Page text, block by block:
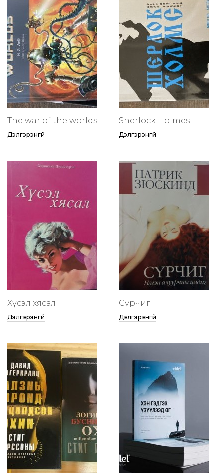
The war of the worlds
Дэлгэрэнгүй
Sherlock Holmes
Дэлгэрэнгүй
Хүсэл хясал
Дэлгэрэнгүй
Сүрчиг
Дэлгэрэнгүй